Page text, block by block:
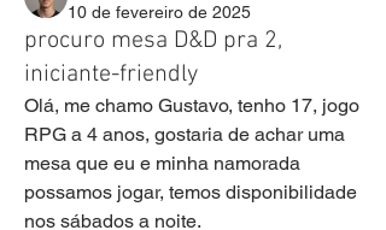
10 de fevereiro de 2025
procuro mesa D&D pra 2,
iniciante-friendly
Olá, me chamo Gustavo, tenho 17, jogo
RPG a 4 anos, gostaria de achar uma
mesa que eu e minha namorada
possamos jogar, temos disponibilidade
nos sábados a noite.